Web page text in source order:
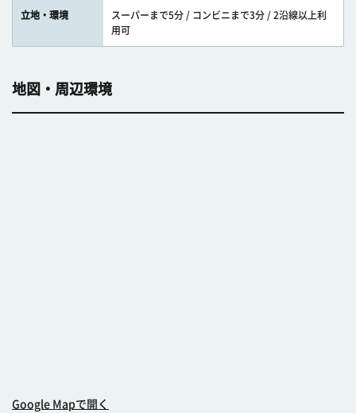
立地・環境
スーパーまで5分 / コンビニまで3分 / 2沿線以上利
用可
地図・周辺環境
Google Mapで開く